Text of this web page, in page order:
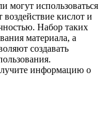
могут использоваться
кислот и
Набор таких
материала, а
создавать
информацию о